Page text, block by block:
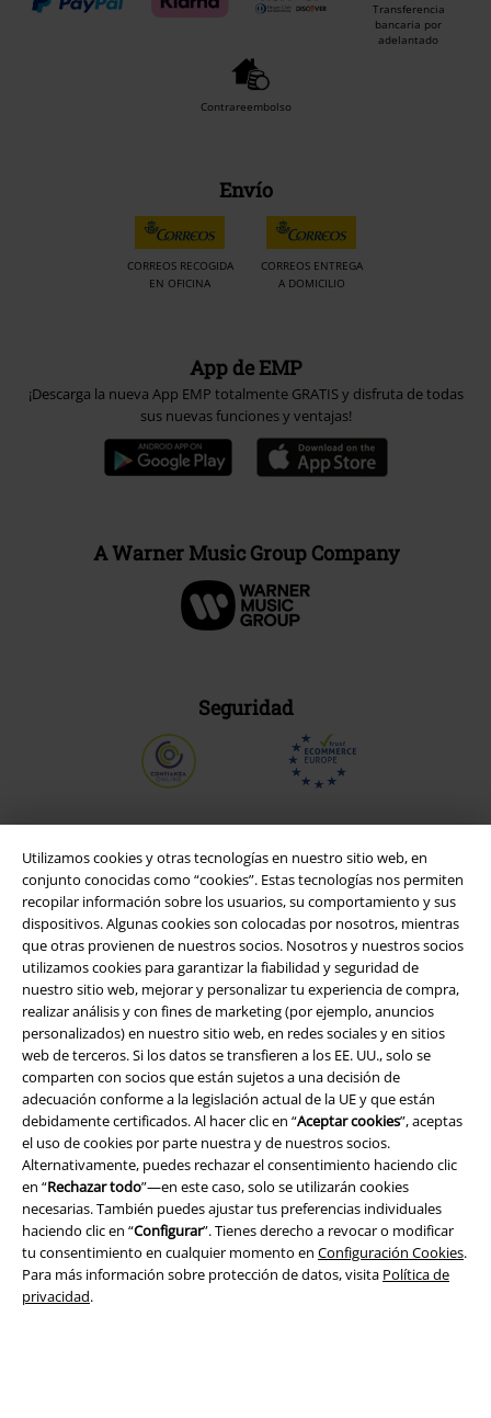
Utilizamos cookies y otras tecnologías en nuestro sitio web, en
conjunto conocidas como “cookies”. Estas tecnologías nos permiten
recopilar información sobre los usuarios, su comportamiento y sus
dispositivos. Algunas cookies son colocadas por nosotros, mientras
que otras provienen de nuestros socios. Nosotros y nuestros socios
utilizamos cookies para garantizar la fiabilidad y seguridad de
nuestro sitio web, mejorar y personalizar tu experiencia de compra,
realizar análisis y con fines de marketing (por ejemplo, anuncios
personalizados) en nuestro sitio web, en redes sociales y en sitios
web de terceros. Si los datos se transfieren a los EE. UU., solo se
comparten con socios que están sujetos a una decisión de
adecuación conforme a la legislación actual de la UE y que están
debidamente certificados. Al hacer clic en “Aceptar cookies”, aceptas
el uso de cookies por parte nuestra y de nuestros socios.
Alternativamente, puedes rechazar el consentimiento haciendo clic
en “Rechazar todo”—en este caso, solo se utilizarán cookies
necesarias. También puedes ajustar tus preferencias individuales
haciendo clic en “Configurar”. Tienes derecho a revocar o modificar
tu consentimiento en cualquier momento en Configuración Cookies.
Para más información sobre protección de datos, visita Política de
privacidad.
Transferencia
bancaria por
adelantado
Contrareembolso
Envío
CORREOS RECOGIDA
EN OFICINA
CORREOS ENTREGA
A DOMICILIO
App de EMP
¡Descarga la nueva App EMP totalmente GRATIS y disfruta de todas
sus nuevas funciones y ventajas!
A Warner Music Group Company
Seguridad
Legal
Términos y Condiciones
Aviso Legal
Ley protección de datos
Eliminación de residuos y protección del medioambiente
Declaración de Conformidad